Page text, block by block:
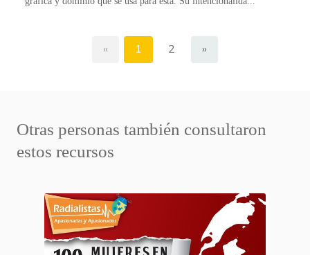
« 1 2 »
Otras personas también consultaron
estos recursos